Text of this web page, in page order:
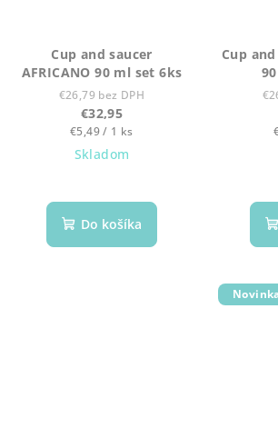
Cup and saucer
AFRICANO 90 ml set 6ks
€26,79 bez DPH
€32,95
Jednotková
cena:
€5,49 / 1 ks
Skladom
Do košíka
Cup